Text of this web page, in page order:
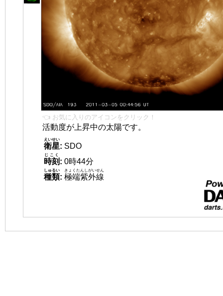
👈 お気に入りのアイコンをクリック！
活動度が上昇中の太陽です。
衛星
えいせい
: SDO
時刻
じこく
: 0時44分
種類
しゅるい
: 極端紫外線
きょくたんしがいせん